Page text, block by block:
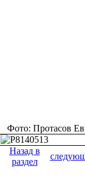
Фото: Протасов
Назад в
раздел